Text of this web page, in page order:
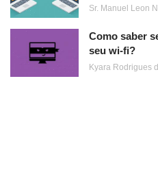
Sr. Manuel Leon
Como saber
seu wi-fi?
Kyara Rodrigues